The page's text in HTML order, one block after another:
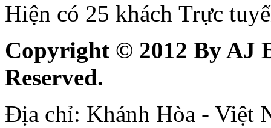
Hiện có 25 khách Trực
Copyright © 2012 By AJ
Reserved.
Địa chỉ: Khánh Hòa - Việt